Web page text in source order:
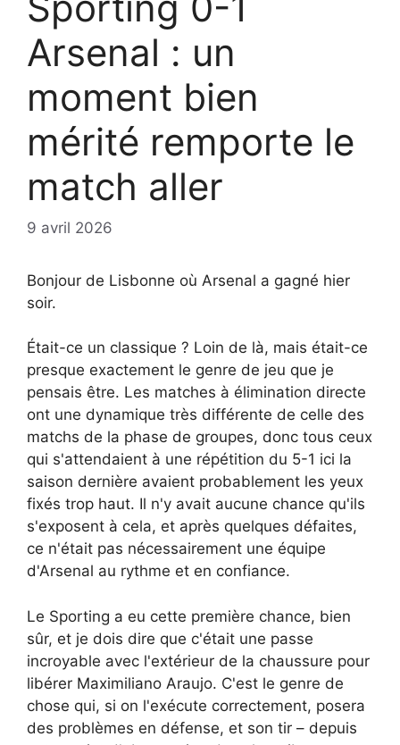
Arsenal : un
moment bien
mérité remporte le
match aller
9 avril 2026
Bonjour de Lisbonne où Arsenal a gagné hier
soir.
Était-ce un classique ? Loin de là, mais était-ce
presque exactement le genre de jeu que je
pensais être. Les matches à élimination directe
ont une dynamique très différente de celle des
matchs de la phase de groupes, donc tous ceux
qui s'attendaient à une répétition du 5-1 ici la
saison dernière avaient probablement les yeux
fixés trop haut. Il n'y avait aucune chance qu'ils
s'exposent à cela, et après quelques défaites,
ce n'était pas nécessairement une équipe
d'Arsenal au rythme et en confiance.
Le Sporting a eu cette première chance, bien
sûr, et je dois dire que c'était une passe
incroyable avec l'extérieur de la chaussure pour
libérer Maximiliano Araujo. C'est le genre de
chose qui, si on l'exécute correctement, posera
des problèmes en défense, et son tir – depuis